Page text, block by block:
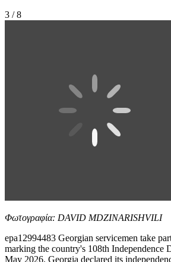
3 / 8
Φωτογραφία: DAVID MDZINARISHVILI
epa12994483 Georgian servicemen take
marking the country's 108th Independence
May 2026. Georgia declared its